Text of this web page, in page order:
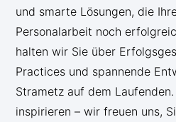
und smarte Lösungen, die
Personalarbeit noch
halten wir Sie über
Practices und spannende
Strametz auf dem
inspirieren – wir freuen uns,